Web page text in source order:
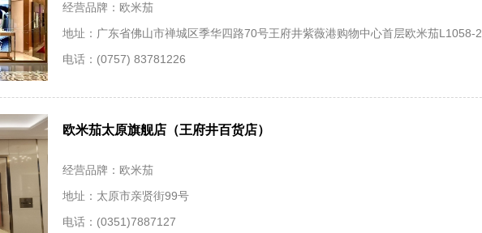
经营品牌：欧米茄
地址：广东省佛山市禅城区季华四路70号王府井紫薇港购物中心首层欧米茄L1058-2
电话：(0757) 83781226
欧米茄太原旗舰店（王府井百货店）
经营品牌：欧米茄
地址：太原市亲贤街99号
电话：(0351)7887127